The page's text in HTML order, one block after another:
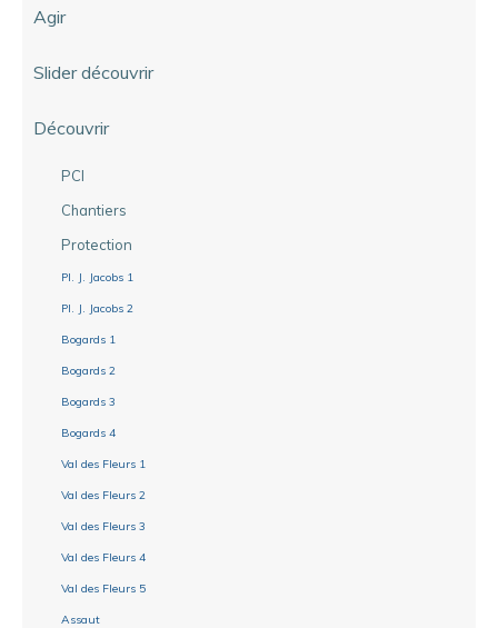
Agir
Slider découvrir
Découvrir
PCI
Chantiers
Protection
Pl. J. Jacobs 1
Pl. J. Jacobs 2
Bogards 1
Bogards 2
Bogards 3
Bogards 4
Val des Fleurs 1
Val des Fleurs 2
Val des Fleurs 3
Val des Fleurs 4
Val des Fleurs 5
Assaut